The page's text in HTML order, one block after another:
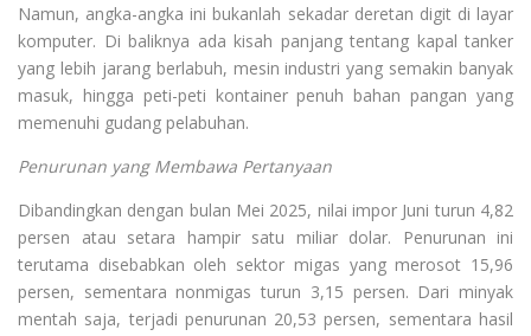
Namun, angka-angka ini bukanlah sekadar deretan digit di layar
komputer. Di baliknya ada kisah panjang tentang kapal tanker
yang lebih jarang berlabuh, mesin industri yang semakin banyak
masuk, hingga peti-peti kontainer penuh bahan pangan yang
memenuhi gudang pelabuhan.
Penurunan yang Membawa Pertanyaan
Dibandingkan dengan bulan Mei 2025, nilai impor Juni turun 4,82
persen atau setara hampir satu miliar dolar. Penurunan ini
terutama disebabkan oleh sektor migas yang merosot 15,96
persen, sementara nonmigas turun 3,15 persen. Dari minyak
mentah saja, terjadi penurunan 20,53 persen, sementara hasil